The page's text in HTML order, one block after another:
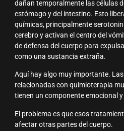
dañan temporalmente las células
estómago y del intestino. Esto
químicas, principalmente
cerebro y activan el centro del
de defensa del cuerpo para
como una sustancia extraña.
Aquí hay algo muy importante.
relacionadas con quimioterapia
tienen un componente emocional
El problema es que esos
afectar otras partes del cuerpo.